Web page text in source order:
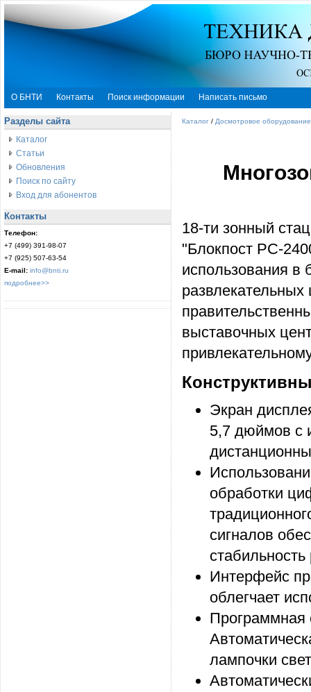
О БНТИ Контакты Поиск информации Написать письмо
Разделы сайта
Каталог
Статьи
Обновления
Поиск по сайту
Вход для абонентов
Контакты
Телефон:
+7 (499) 391-98-07
+7 (925) 507-63-54
E-mail: info@bnti.ru
подробнее>>
Каталог / Досмотровое оборудование
18-ти зонный
"Блокпост РС-
использования в
развлекательных
выставочных
Экран
5,7 дюймов с
обработки
сигналов
Интерфейс
облегчает
Программная
лампочки